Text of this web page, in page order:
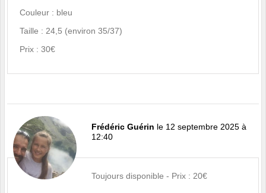
Couleur : bleu
Taille : 24,5 (environ 35/37)
Prix : 30€
Frédéric Guérin le 12 septembre 2025 à
12:40
Toujours disponible - Prix : 20€